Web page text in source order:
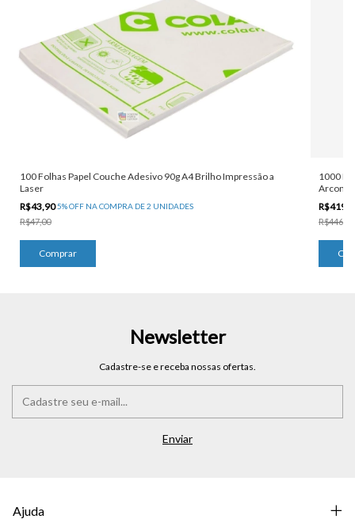
100 Folhas Papel Couche Adesivo 90g A4 Brilho Impressão a
Laser
R$43,905% OFF NA COMPRA DE 2 UNIDADES
R$47,00
1000
R$446,00
Newsletter
Cadastre-se e receba nossas ofertas.
Ajuda